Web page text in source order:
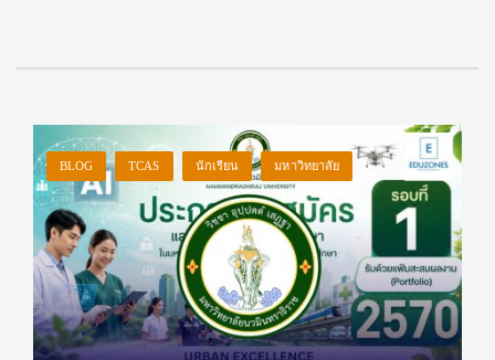
BLOG TCAS นักเรียน มหาวิทยาลัย